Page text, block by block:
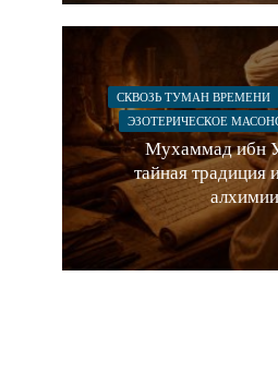
СКВОЗЬ ТУМАН ВРЕМЕНИ
ЭЗОТЕРИЧЕСКОЕ
Мухаммад ибн
тайная традиция
алхимии